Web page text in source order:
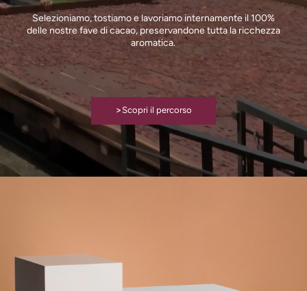
Selezioniamo, tostiamo e lavoriamo internamente il 100%
delle nostre fave di cacao, preservandone tutta la ricchezza
aromatica.
>Scopri il percorso